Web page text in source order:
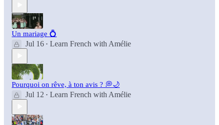
Un mariage 💍
Jul 16 • Learn French with Amélie
Pourquoi on rêve, à ton avis ? 💭🌙
Jul 12 • Learn French with Amélie